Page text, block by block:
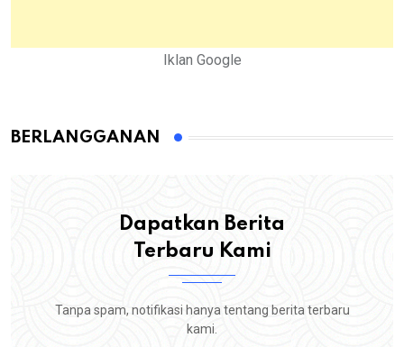
Iklan Google
BERLANGGANAN
Dapatkan Berita
Terbaru Kami
Tanpa spam, notifikasi hanya tentang berita terbaru
kami.